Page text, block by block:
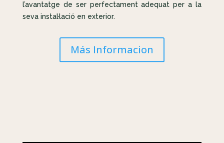
l’avantatge de ser perfectament adequat per a la
seva instal·lació en exterior.
Más Informacion